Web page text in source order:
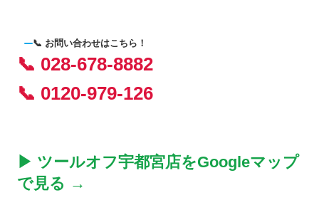
📞 お問い合わせはこちら！
📞 028-678-8882
📞 0120-979-126
▶ ツールオフ宇都宮店をGoogleマップ
で見る →